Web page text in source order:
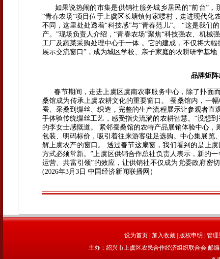
如果说热闹的市集是供销社服务城乡居民的“前台”，
“青春农场”项目位于上虞区长塘镇何家喽村，走进现代
不同，这里处处透着“科技感”与“青春范儿”。 “这是我
产。”现场负责人介绍，“青春农场”聚焦“科技强农、机械
工厂及蔬菜采购处理中心于一体 。它的建成，不仅将大
展示交流窗口”，成为城区学校、亲子家庭的农耕研学基
品牌矩
春节期间，走进上虞区虞南农事服务中心，除了扑面
桑馆成为传承上虞农耕文化的重要窗口。 蚕桑馆内，一
蚕、采桑到缫丝、织造，完整的生产流程展示让参观者
手体验传统缫丝工艺，感受指尖流淌的农耕智慧。“没想
的李女士感慨道。 紧邻蚕桑馆的农特产品展销体验中心
包装、明码标价，吸引着往来游客驻足选购。中心集展
解上虞农产的窗口。 透过春节这扇窗，我们看到的是上
方式必须常新。”上虞区供销合作总社负责人表示，新的
运营、共富引领”的效应，让供销社不仅成为党委政府密
(2026年3月3日 中国经济新闻联播网）
设为首页 加入收藏 版权申明
管理
主办：绍兴市上虞区农民合作经济组织联合会 邮